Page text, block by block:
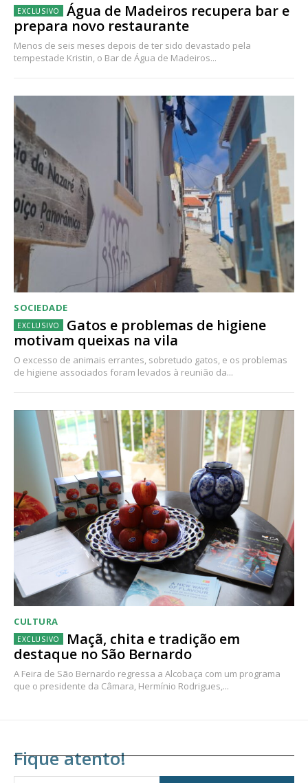
Água de Madeiros recupera bar e
prepara novo restaurante
Menos de seis meses depois de ter sido devastado pela
tempestade Kristin, o Bar de Água de Madeiros...
SOCIEDADE
Gatos e problemas de higiene
motivam queixas na vila
O excesso de animais errantes, sobretudo gatos, e os problemas
de higiene associados foram levados à reunião da...
CULTURA
Maçã, chita e tradição em
destaque no São Bernardo
A Feira de São Bernardo regressa a Alcobaça com um programa
que o presidente da Câmara, Hermínio Rodrigues,...
Fique atento!